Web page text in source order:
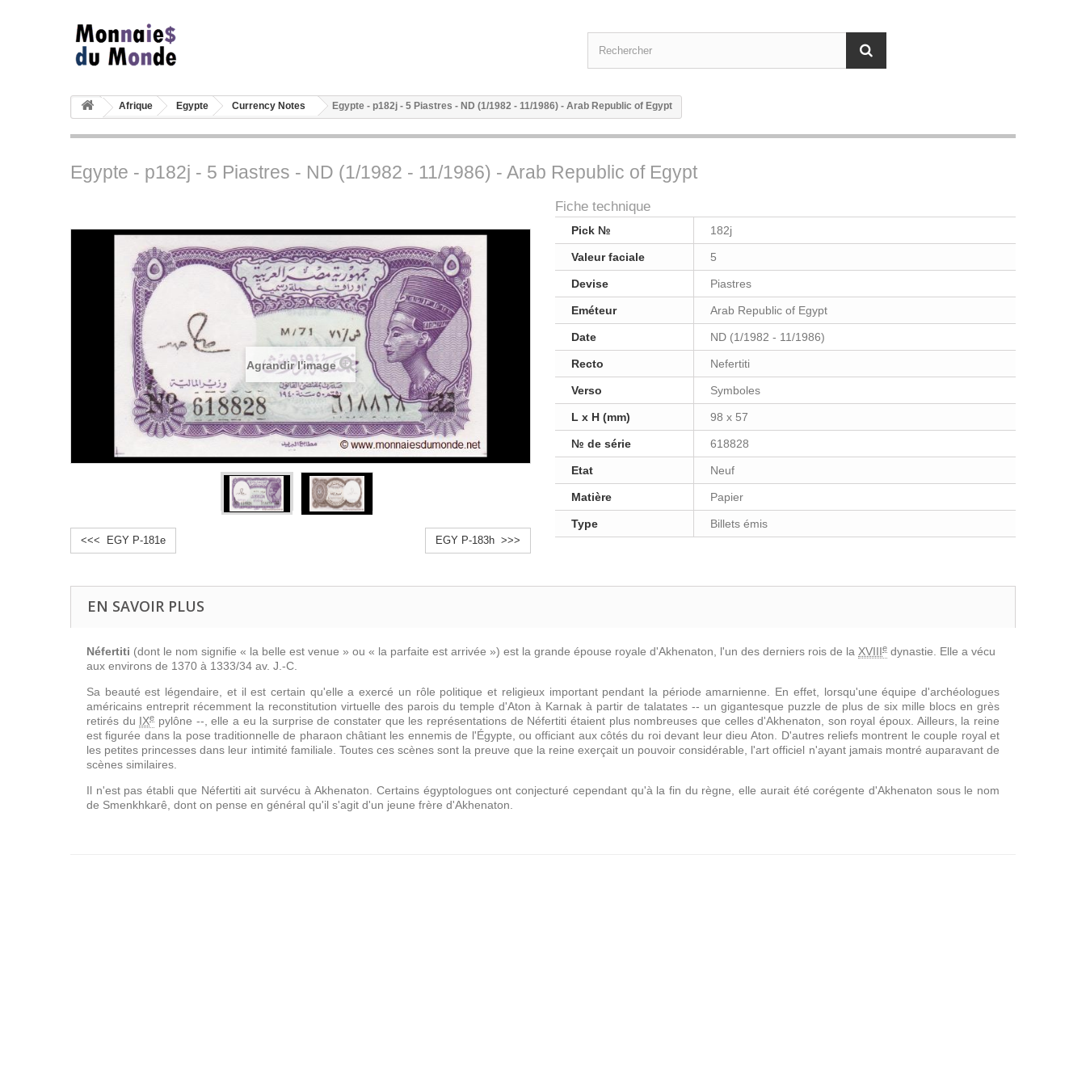
Afrique Egypte Currency Notes Egypte - p182j - 5 Piastres - ND (1/1982 - 11/1986) - Arab Republic of Egypt
Egypte - p182j - 5 Piastres - ND (1/1982 - 11/1986) - Arab Republic of Egypt
Agrandir l'image
<<< EGY P-181e EGY P-183h >>>
Fiche technique
Pick № 182j
Valeur faciale 5
Devise Piastres
Eméteur Arab Republic of Egypt
Date ND (1/1982 - 11/1986)
Recto Nefertiti
Verso Symboles
L x H (mm) 98 x 57
№ de série 618828
Etat Neuf
Matière Papier
Type Billets émis
EN SAVOIR PLUS
Néfertiti (dont le nom signifie « la belle est venue » ou « la parfaite est arrivée ») est la grande épouse royale d'Akhenaton, l'un des derniers rois de la XVIIIe dynastie. Elle a vécu
aux environs de 1370 à 1333/34 av. J.-C.
Sa beauté est légendaire, et il est certain qu'elle a exercé un rôle politique et religieux important pendant la période amarnienne. En effet, lorsqu'une équipe d'archéologues
américains entreprit récemment la reconstitution virtuelle des parois du temple d'Aton à Karnak à partir de talatates -- un gigantesque puzzle de plus de six mille blocs en grès
retirés du IXe pylône --, elle a eu la surprise de constater que les représentations de Néfertiti étaient plus nombreuses que celles d'Akhenaton, son royal époux. Ailleurs, la reine
est figurée dans la pose traditionnelle de pharaon châtiant les ennemis de l'Égypte, ou officiant aux côtés du roi devant leur dieu Aton. D'autres reliefs montrent le couple royal et
les petites princesses dans leur intimité familiale. Toutes ces scènes sont la preuve que la reine exerçait un pouvoir considérable, l'art officiel n'ayant jamais montré auparavant de
scènes similaires.
Il n'est pas établi que Néfertiti ait survécu à Akhenaton.Certains égyptologues ont conjecturé cependant qu'à la fin du règne, elle aurait été corégente d'Akhenaton sous le nom
de Smenkhkarê, dont on pense en général qu'il s'agit d'un jeune frère d'Akhenaton.